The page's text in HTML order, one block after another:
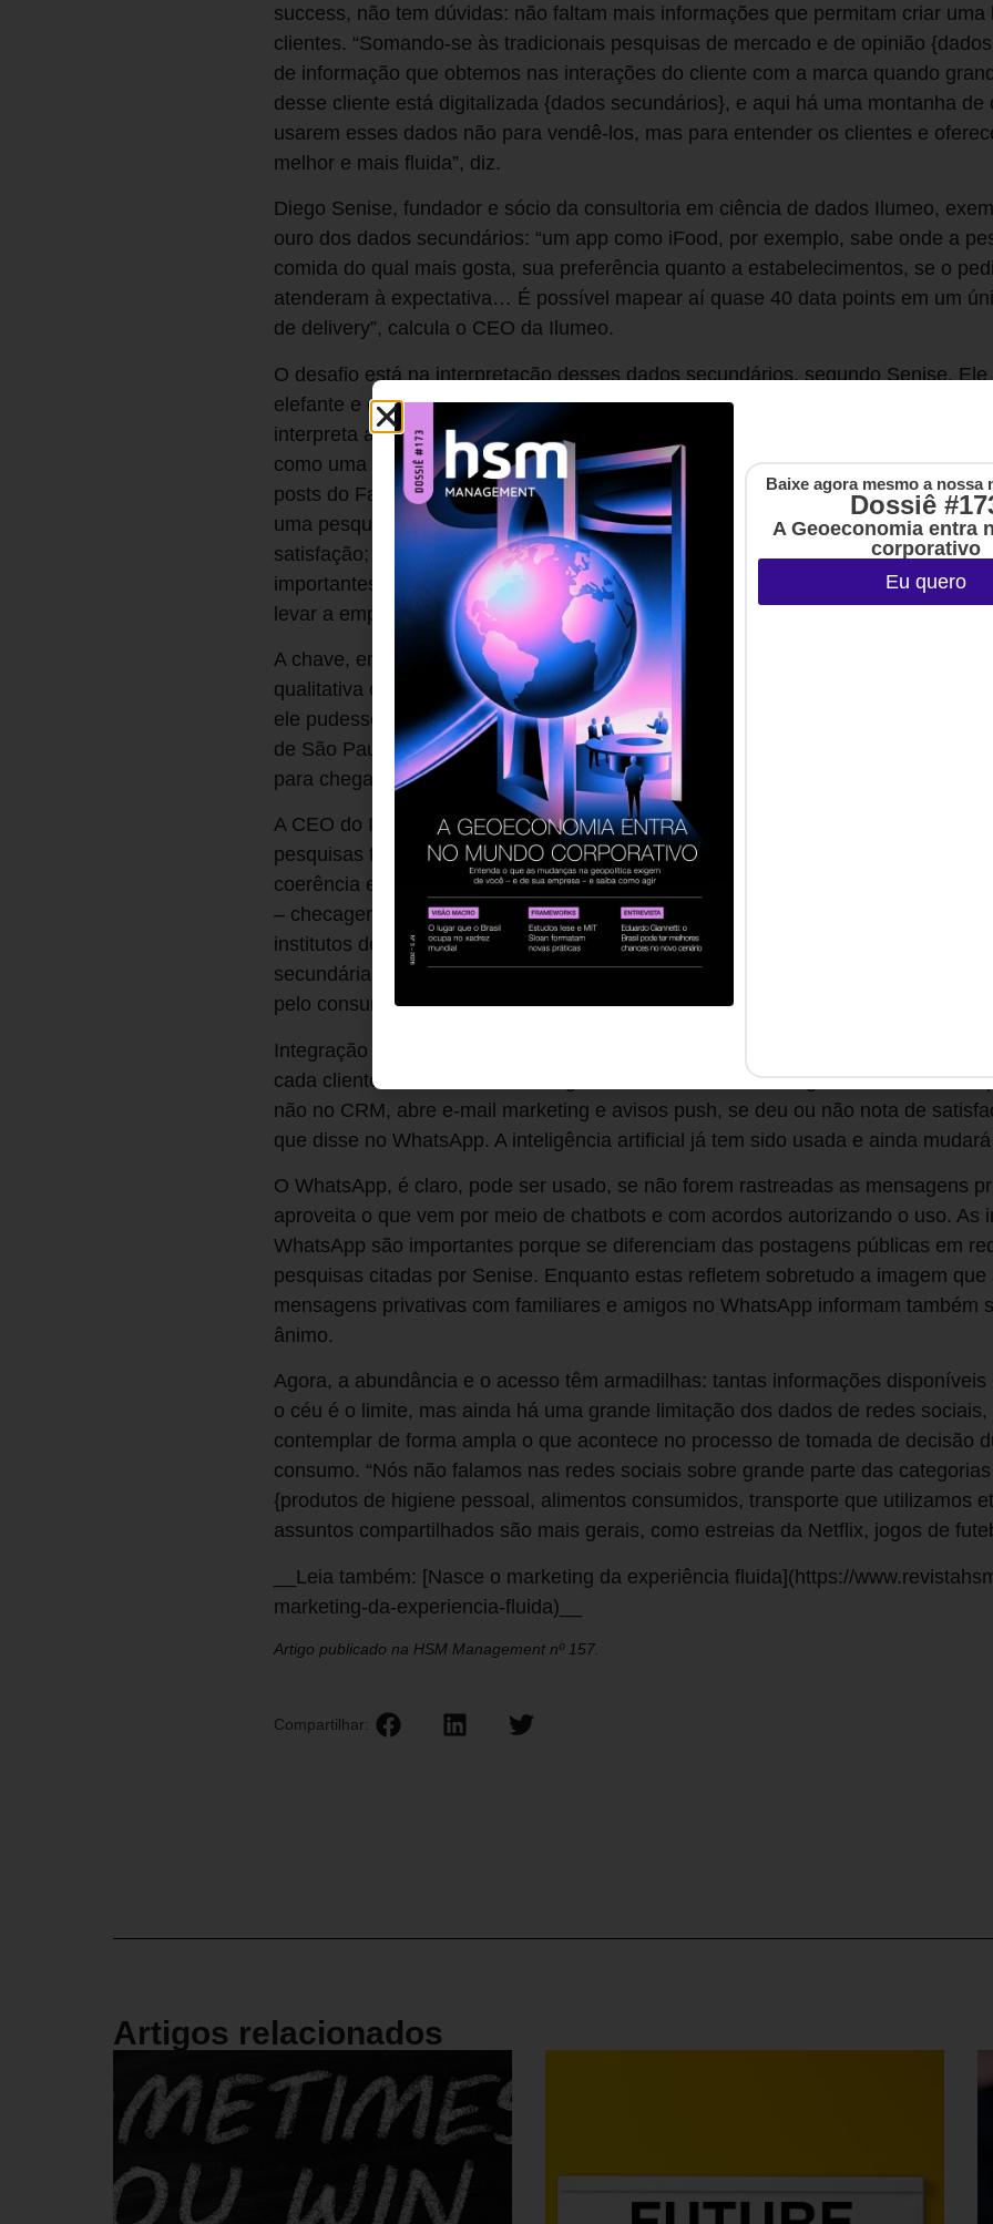
success, não tem dúvidas: não faltam mais informações que permitam criar
clientes. “Somando-se às tradicionais pesquisas de mercado e de opinião
de informação que obtemos nas interações do cliente com a marca quando
desse cliente está digitalizada {dados secundários}, e aqui há uma montanha de
usarem esses dados não para vendê-los, mas para entender os clientes e
melhor e mais fluida”, diz.
Diego Senise, fundador e sócio da consultoria em ciência de dados Ilumeo,
ouro dos dados secundários: “um app como iFood, por exemplo, sabe onde a
comida do qual mais gosta, sua preferência quanto a estabelecimentos, se o
atenderam à expectativa… É possível mapear aí quase 40 data points em um
de delivery”, calcula o CEO da Ilumeo.
O desafio está na interpretação desses dados secundários, segundo Senise.
elefante e os sete cegos, em que cada um dos cegos, ao olhar os dados (ao
interpreta algo diferente. O rabo pode parecer uma corda para um, enquanto a
como uma cortina por outro. “Quem é da área de comunicação privilegia os
posts do Facebook; quem é de atendimento vê o Reclame Aqui; a turma de
uma pesquisa de imagem de marca; se é alguém de customer success vai
satisfação; o analytics prefere softwares de business intelligence. São todos
importantes – que analisam a jornada, mas separados geram risco ao
levar a empresa a investir em algo que é só parte de uma história.”
A chave, então, é conectar os dados, necessidade que Senise diz ter
qualitativa com diretores de planejamento em agências e diretores de marketing
ele pudesse planejar o semestre de aulas de comportamento do consumidor
de São Paulo (ECA-USP). “São necessários profissionais que saibam conectar
para chegar a uma narrativa.”
A CEO do Ipec, Márcia Cavallari Nunes, concorda e ressalta a importância dos
pesquisas tradicionais, que constituem um aprofundamento das informações,
coerência entre comportamentos alardeados nas redes sociais e os dados
– checagem essa que muitas vezes é feita. Além disso, ela enfatiza o valor do
institutos de pesquisa e da área de inteligência dos clientes para integrar
secundárias. A Ilumeo também já tem feito análises integrando dados
pelo consumidor em pesquisa) com econométricos (de vendas, investimentos
Integração de dados pauta ainda o tema de satisfação do cliente – hoje é
cada cliente com os dados de negócio. Como o cliente navega, como mexe no
não no CRM, abre e-mail marketing e avisos push, se deu ou não nota de
que disse no WhatsApp. A inteligência artificial já tem sido usada e ainda
O WhatsApp, é claro, pode ser usado, se não forem rastreadas as mensagens
aproveita o que vem por meio de chatbots e com acordos autorizando o uso. As
WhatsApp são importantes porque se diferenciam das postagens públicas em
pesquisas citadas por Senise. Enquanto estas refletem sobretudo a imagem que
mensagens privativas com familiares e amigos no WhatsApp informam também
ânimo.
Agora, a abundância e o acesso têm armadilhas: tantas informações
o céu é o limite, mas ainda há uma grande limitação dos dados de redes
contemplar de forma ampla o que acontece no processo de tomada de decisão
consumo. “Nós não falamos nas redes sociais sobre grande parte das
{produtos de higiene pessoal, alimentos consumidos, transporte que utilizamos
assuntos compartilhados são mais gerais, como estreias da Netflix, jogos de
__Leia também: [Nasce o marketing da experiência fluida](https://
marketing-da-experiencia-fluida)__
Artigo publicado na HSM Management nº 157.
Compartilhar:
Artigos relacionados
Baixe agora mesmo a nossa
Dossiê
A Geoeconomia entra
corporativo
Eu quero